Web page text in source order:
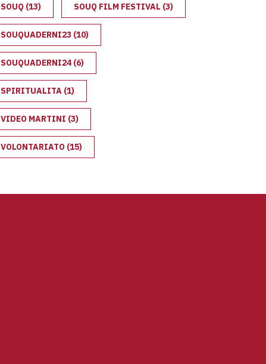
SOUQ (13) SOUQ FILM FESTIVAL (3)
SOUQUADERNI23 (10)
SOUQUADERNI24 (6)
SPIRITUALITA (1)
VIDEO MARTINI (3)
VOLONTARIATO (15)